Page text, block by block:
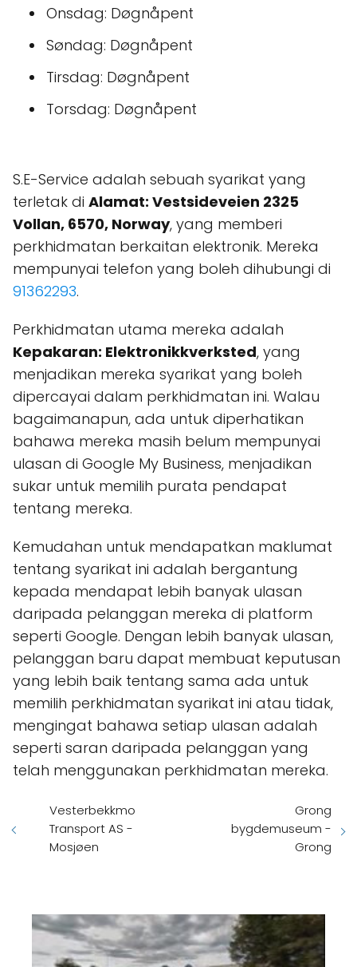
Onsdag: Døgnåpent
Søndag: Døgnåpent
Tirsdag: Døgnåpent
Torsdag: Døgnåpent
S.E-Service adalah sebuah syarikat yang
terletak di Alamat: Vestsideveien 2325
Vollan, 6570, Norway, yang memberi
perkhidmatan berkaitan elektronik. Mereka
mempunyai telefon yang boleh dihubungi di
91362293.
Perkhidmatan utama mereka adalah
Kepakaran: Elektronikkverksted, yang
menjadikan mereka syarikat yang boleh
dipercayai dalam perkhidmatan ini. Walau
bagaimanapun, ada untuk diperhatikan
bahawa mereka masih belum mempunyai
ulasan di Google My Business, menjadikan
sukar untuk memilih purata pendapat
tentang mereka.
Kemudahan untuk mendapatkan maklumat
tentang syarikat ini adalah bergantung
kepada mendapat lebih banyak ulasan
daripada pelanggan mereka di platform
seperti Google. Dengan lebih banyak ulasan,
pelanggan baru dapat membuat keputusan
yang lebih baik tentang sama ada untuk
memilih perkhidmatan syarikat ini atau tidak,
mengingat bahawa setiap ulasan adalah
seperti saran daripada pelanggan yang
telah menggunakan perkhidmatan mereka.
Vesterbekkmo
Transport AS -
Mosjøen
Grong
bygdemuseum -
Grong